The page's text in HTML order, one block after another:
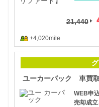
21,440
+4,020mile
ユーカーパック 車買取
WEB申
売却成